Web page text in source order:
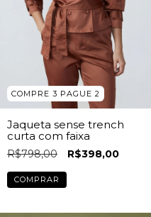
COMPRE 3 PAGUE 2
Jaqueta sense trench
curta com faixa
R$798,00 R$398,00
COMPRAR